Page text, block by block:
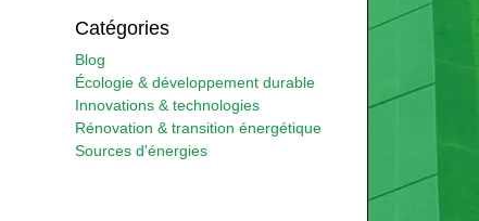
Catégories
Blog
Écologie & développement durable
Innovations & technologies
Rénovation & transition énergétique
Sources d'énergies